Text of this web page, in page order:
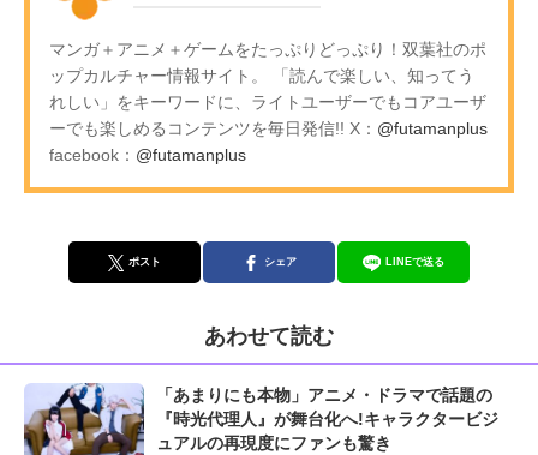
マンガ＋アニメ＋ゲームをたっぷりどっぷり！双葉社のポ
ップカルチャー情報サイト。 「読んで楽しい、知ってう
れしい」をキーワードに、ライトユーザーでもコアユーザ
ーでも楽しめるコンテンツを毎日発信!! X： @futamanplus
facebook： @futamanplus
ポスト シェア LINEで送る
あわせて読む
「あまりにも本物」アニメ・ドラマで話題の
『時光代理人』が舞台化へ!キャラクタービジ
ュアルの再現度にファンも驚き